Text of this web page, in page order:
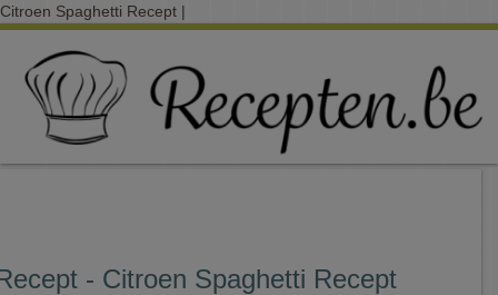
Citroen Spaghetti Recept |
- Citroen Spaghetti Recept